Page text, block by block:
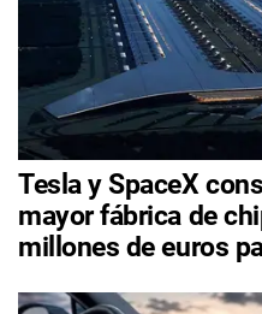
Tesla y SpaceX
mayor fábrica de
millones de euros